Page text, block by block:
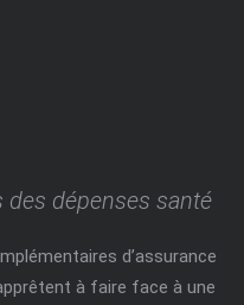
dépenses santé
d’assurance
à faire face à une